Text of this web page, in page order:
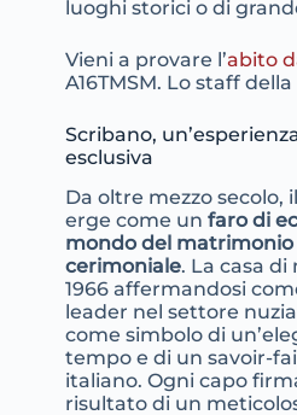
luoghi storici o di
Vieni a provare l’abito
A16TMSM. Lo staff
Scribano,
esclusiva
Da oltre mezzo secolo,
erge come un faro di
mondo del matrimonio
cerimoniale. La casa
1966 affermandosi
leader nel settore
come simbolo di
tempo e di un savoir-
italiano. Ogni capo
risultato di un